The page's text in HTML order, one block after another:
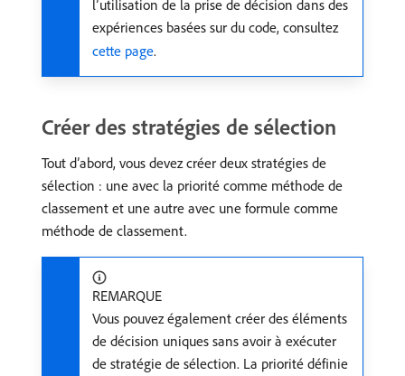
l’utilisation de la prise de décision dans des
expériences basées sur du code, consultez
cette page.
Créer des stratégies de sélection
Tout d’abord, vous devez créer deux stratégies de
sélection : une avec la priorité comme méthode de
classement et une autre avec une formule comme
méthode de classement.
REMARQUE
Vous pouvez également créer des éléments
de décision uniques sans avoir à exécuter
de stratégie de sélection. La priorité définie